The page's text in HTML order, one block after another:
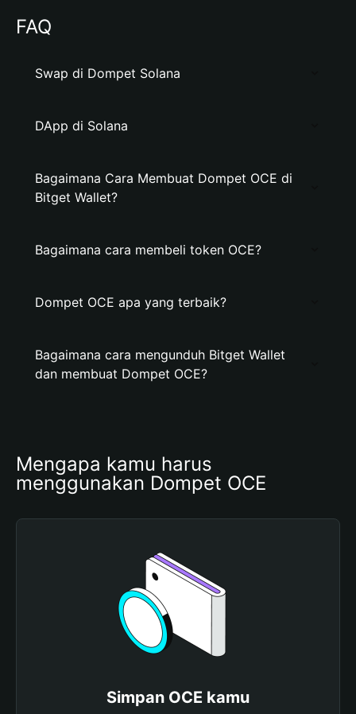
FAQ
Swap di Dompet Solana
DApp di Solana
Bagaimana Cara Membuat Dompet OCE di
Bitget Wallet?
Bagaimana cara membeli token OCE?
Dompet OCE apa yang terbaik?
Bagaimana cara mengunduh Bitget Wallet
dan membuat Dompet OCE?
Mengapa kamu harus
menggunakan Dompet OCE
Simpan OCE kamu